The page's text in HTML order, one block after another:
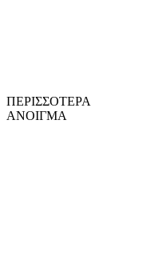
ΠΕΡΙΣΣΟΤΕΡΑ
ΑΝΟΙΓΜΑ